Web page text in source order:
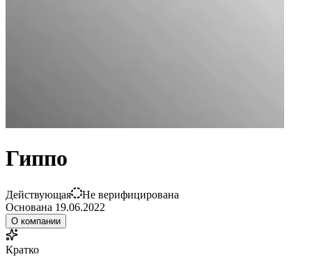
Гиппо
Действующая
Не верифицирована
Основана 19.06.2022
О компании
Кратко